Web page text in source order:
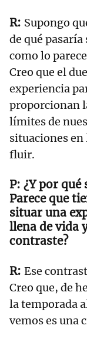
Supongo
de qué
como lo
Creo que el
experiencia
proporcionan
límites de
situaciones en
fluir.
¿Y por qué
Parece que
situar una
llena de vida
contraste?
Ese
Creo que, de
la temporada
vemos es una